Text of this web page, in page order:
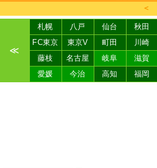
＜
≪
札幌 八戸 仙台 秋田
FC東京
東京V 町田 川崎
藤枝
名古屋 岐阜 滋賀
愛媛
今治 高知 福岡